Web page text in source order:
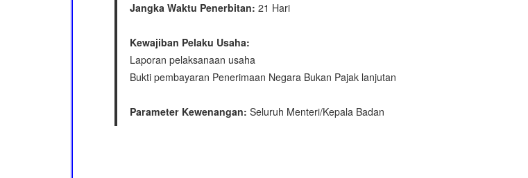
Jangka Waktu Penerbitan: 21 Hari
Kewajiban Pelaku Usaha:
Laporan pelaksanaan usaha
Bukti pembayaran Penerimaan Negara Bukan Pajak lanjutan
Parameter Kewenangan: Seluruh Menteri/Kepala Badan